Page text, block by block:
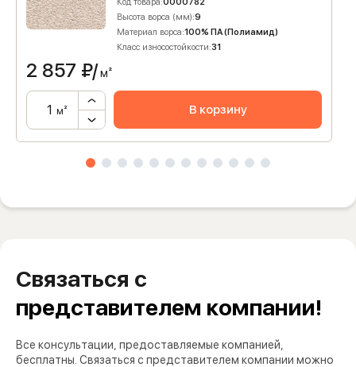
Высота ворса (мм):9
Материал ворса:100% ПА (Полиамид)
Класс износостойкости:31
2 857 ₽/м²
м² В корзину
Связаться с
представителем компании!
Все консультации, предоставляемые компанией,
бесплатны. Связаться с представителем компании можно